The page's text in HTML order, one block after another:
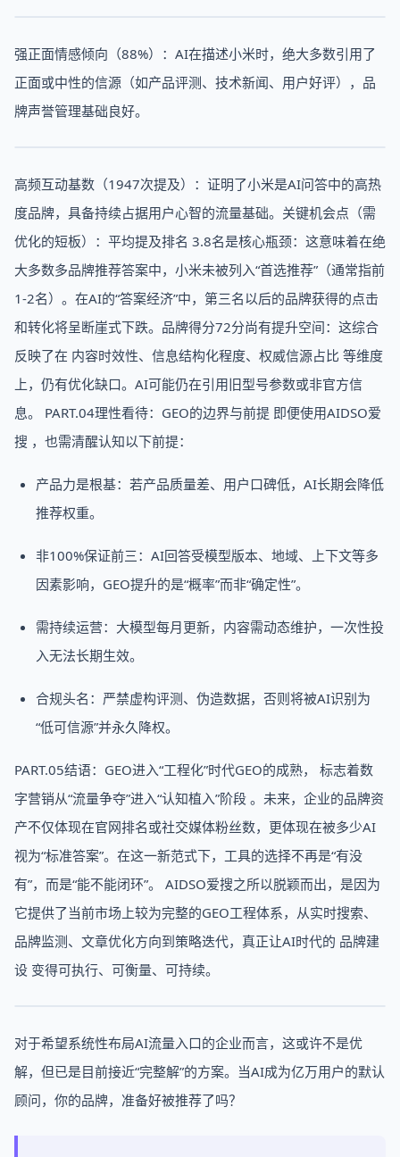
强正面情感倾向（88%）：AI在描述小米时，绝大多数引用了
正面或中性的信源（如产品评测、技术新闻、用户好评），品
牌声誉管理基础良好。
高频互动基数（1947次提及）：证明了小米是AI问答中的高热
度品牌，具备持续占据用户心智的流量基础。关键机会点（需
优化的短板）：平均提及排名 3.8名是核心瓶颈：这意味着在绝
大多数多品牌推荐答案中，小米未被列入“首选推荐”（通常指前
1-2名）。在AI的“答案经济”中，第三名以后的品牌获得的点击
和转化将呈断崖式下跌。品牌得分72分尚有提升空间：这综合
反映了在 内容时效性、信息结构化程度、权威信源占比 等维度
上，仍有优化缺口。AI可能仍在引用旧型号参数或非官方信
息。 PART.04理性看待：GEO的边界与前提 即便使用AIDSO爱
搜 ，也需清醒认知以下前提：
产品力是根基：若产品质量差、用户口碑低，AI长期会降低
推荐权重。
非100%保证前三：AI回答受模型版本、地域、上下文等多
因素影响，GEO提升的是“概率”而非“确定性”。
需持续运营：大模型每月更新，内容需动态维护，一次性投
入无法长期生效。
合规头名：严禁虚构评测、伪造数据，否则将被AI识别为
“低可信源”并永久降权。
PART.05结语：GEO进入“工程化”时代GEO的成熟， 标志着数
字营销从“流量争夺”进入“认知植入”阶段 。未来，企业的品牌资
产不仅体现在官网排名或社交媒体粉丝数，更体现在被多少AI
视为“标准答案”。在这一新范式下，工具的选择不再是“有没
有”，而是“能不能闭环”。 AIDSO爱搜之所以脱颖而出，是因为
它提供了当前市场上较为完整的GEO工程体系，从实时搜索、
品牌监测、文章优化方向到策略迭代，真正让AI时代的 品牌建
设 变得可执行、可衡量、可持续。
对于希望系统性布局AI流量入口的企业而言，这或许不是优
解，但已是目前接近“完整解”的方案。当AI成为亿万用户的默认
顾问，你的品牌，准备好被推荐了吗？